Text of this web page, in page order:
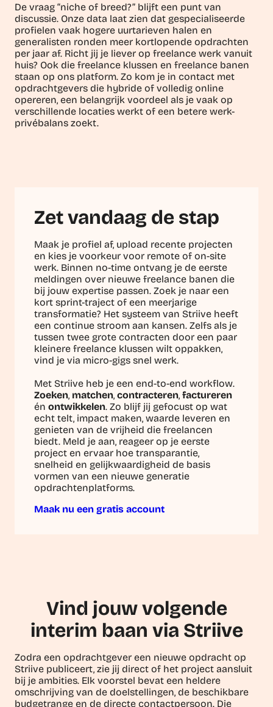
De vraag “niche of breed?” blijft een punt van
discussie. Onze data laat zien dat gespecialiseerde
profielen vaak hogere uurtarieven halen en
generalisten ronden meer kortlopende opdrachten
per jaar af. Richt jij je liever op freelance werk vanuit
huis? Ook die freelance klussen en freelance banen
staan op ons platform. Zo kom je in contact met
opdrachtgevers die hybride of volledig online
opereren, een belangrijk voordeel als je vaak op
verschillende locaties werkt of een betere werk-
privébalans zoekt.
Zet vandaag de stap
Maak je profiel af, upload recente projecten
en kies je voorkeur voor remote of on-site
werk. Binnen no-time ontvang je de eerste
meldingen over nieuwe freelance banen die
bij jouw expertise passen. Zoek je naar een
kort sprint-traject of een meerjarige
transformatie? Het systeem van Striive heeft
een continue stroom aan kansen. Zelfs als je
tussen twee grote contracten door een paar
kleinere freelance klussen wilt oppakken,
vind je via micro-gigs snel werk.
Met Striive heb je een end-to-end workflow.
Zoeken, matchen, contracteren, factureren
én ontwikkelen. Zo blijf jij gefocust op wat
echt telt, impact maken, waarde leveren en
genieten van de vrijheid die freelancen
biedt. Meld je aan, reageer op je eerste
project en ervaar hoe transparantie,
snelheid en gelijkwaardigheid de basis
vormen van een nieuwe generatie
opdrachtenplatforms.
Maak nu een gratis account
Vind jouw volgende
interim baan via Striive
Zodra een opdrachtgever een nieuwe opdracht op
Striive publiceert, zie jij direct of het project aansluit
bij je ambities. Elk voorstel bevat een heldere
omschrijving van de doelstellingen, de beschikbare
budgetrange en de directe contactpersoon. Die